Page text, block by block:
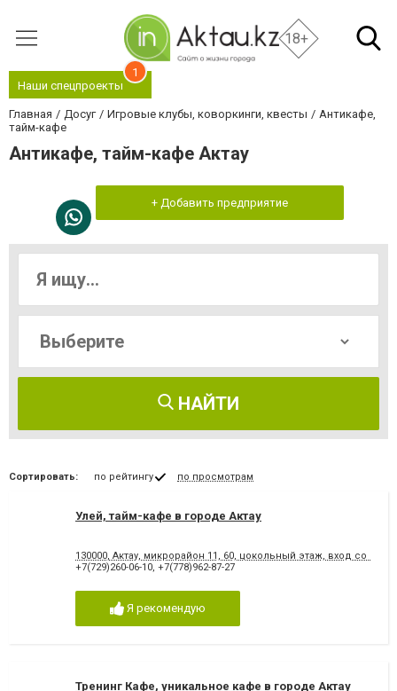
18+
Наши спецпроекты
1
Главная Досуг Игровые клубы, коворкинги, квесты
Антикафе,
тайм-кафе
Антикафе, тайм-кафе Актау
+ Добавить предприятие
НАЙТИ
Сортировать: по рейтингу по просмотрам
Улей, тайм-кафе в городе Актау
130000, Актау, микрорайон 11, 60, цокольный этаж, вход со
+7(729)260-06-10, +7(778)962-87-27
Я рекомендую
Тренинг Кафе, уникальное кафе в городе Актау